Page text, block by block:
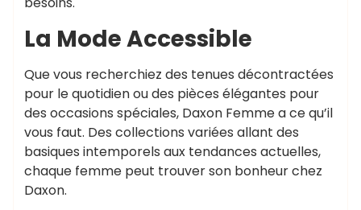
La Mode Accessible
Que vous recherchiez des tenues décontractées
pour le quotidien ou des pièces élégantes pour
des occasions spéciales, Daxon Femme a ce qu’il
vous faut. Des collections variées allant des
basiques intemporels aux tendances actuelles,
chaque femme peut trouver son bonheur chez
Daxon.